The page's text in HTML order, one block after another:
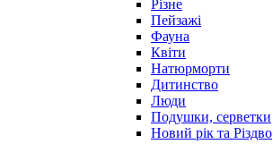
Різне
Пейзажі
Фауна
Квіти
Натюрморти
Дитинство
Люди
Подушки, серветки
Новий рік та Різдво